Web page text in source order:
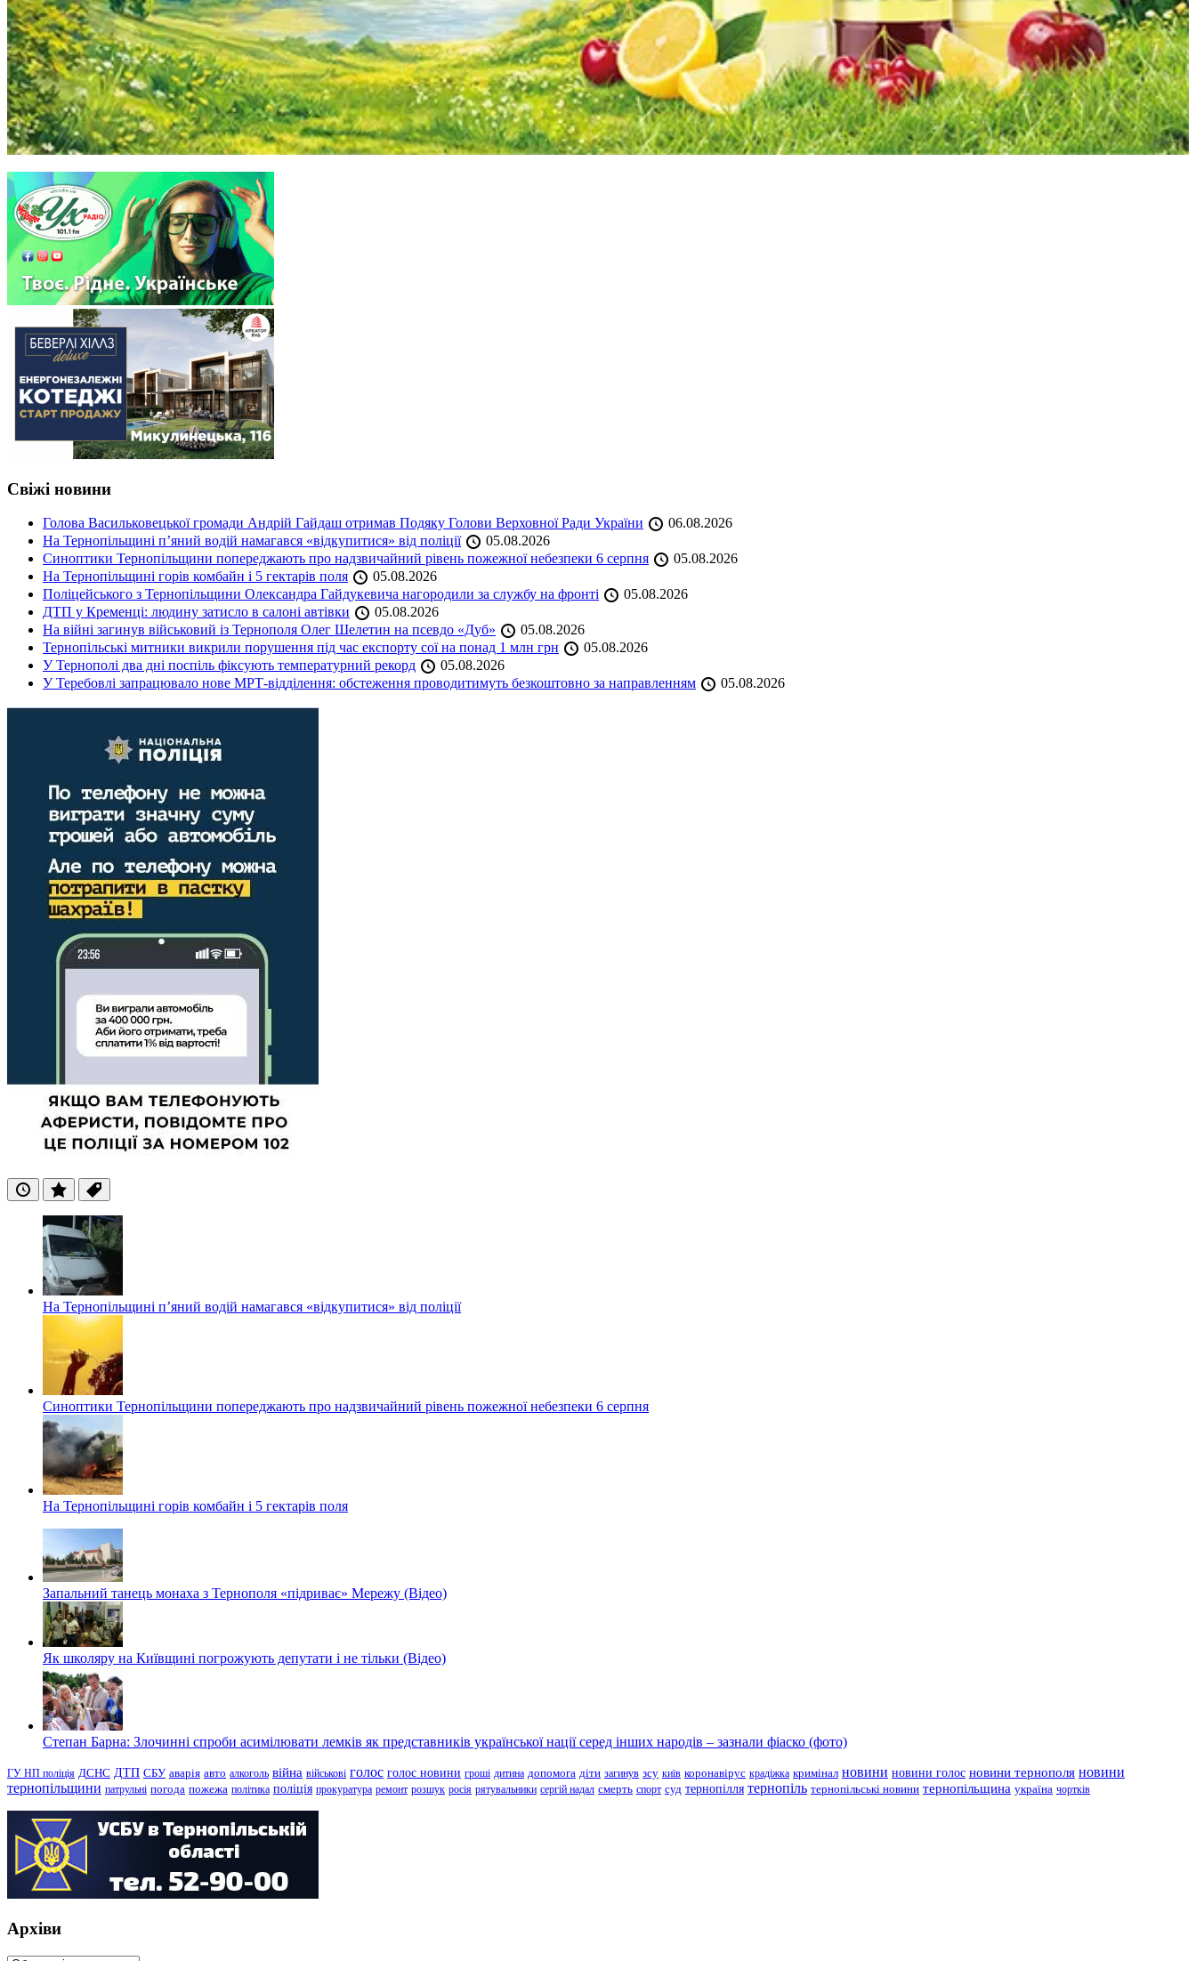
Свіжі новини
Голова Васильковецької громади Андрій Гайдаш отримав Подяку Голови Верховної Ради України
06.08.2026
На Тернопільщині п’яний водій намагався «відкупитися» від поліції
05.08.2026
Синоптики Тернопільщини попереджають про надзвичайний рівень пожежної небезпеки 6 серпня
05.08.2026
На Тернопільщині горів комбайн і 5 гектарів поля
05.08.2026
Поліцейського з Тернопільщини Олександра Гайдукевича нагородили за службу на фронті
05.08.2026
ДТП у Кременці: людину затисло в салоні автівки
05.08.2026
На війні загинув військовий із Тернополя Олег Шелетин на псевдо «Дуб»
05.08.2026
Тернопільські митники викрили порушення під час експорту сої на понад 1 млн грн
05.08.2026
У Тернополі два дні поспіль фіксують температурний рекорд
05.08.2026
У Теребовлі запрацювало нове МРТ-відділення: обстеження проводитимуть безкоштовно за направленням
05.08.2026
ОстанніПопулярні
Теги
На Тернопільщині п’яний водій намагався «відкупитися» від поліції
Синоптики Тернопільщини попереджають про надзвичайний рівень пожежної небезпеки 6 серпня
На Тернопільщині горів комбайн і 5 гектарів поля
Запальний танець монаха з Тернополя «підриває» Мережу (Відео)
Як школяру на Київщині погрожують депутати і не тільки (Відео)
Степан Барна: Злочинні спроби асимілювати лемків як представників української нації серед інших народів – зазнали фіаско (фото)
ГУ НП поліція ДСНС ДТП СБУ аварія авто алкоголь війна військові голос голос новини гроші дитина допомога діти загинув зсу київ коронавірус крадіжка кримінал новини новини голос новини тернополя новини
тернопільщини патрульні погода пожежа політика поліція прокуратура ремонт розшук росія рятувальники сергій надал смерть спорт суд тернопілля тернопіль тернопільські новини тернопільщина україна чортків
Архіви